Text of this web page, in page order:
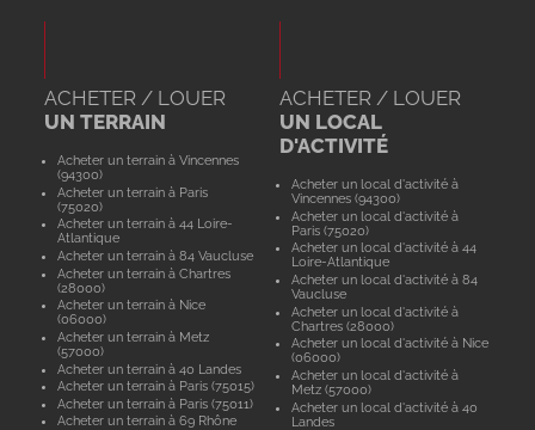
ACHETER / LOUER
UN TERRAIN
Acheter un terrain à Vincennes
(94300)
Acheter un terrain à Paris
(75020)
Acheter un terrain à 44 Loire-
Atlantique
Acheter un terrain à 84 Vaucluse
Acheter un terrain à Chartres
(28000)
Acheter un terrain à Nice
(06000)
Acheter un terrain à Metz
(57000)
Acheter un terrain à 40 Landes
Acheter un terrain à Paris (75015)
Acheter un terrain à Paris (75011)
Acheter un terrain à 69 Rhône
ACHETER / LOUER
UN LOCAL
D'ACTIVITÉ
Acheter un local d'activité à
Vincennes (94300)
Acheter un local d'activité à
Paris (75020)
Acheter un local d'activité à 44
Loire-Atlantique
Acheter un local d'activité à 84
Vaucluse
Acheter un local d'activité à
Chartres (28000)
Acheter un local d'activité à Nice
(06000)
Acheter un local d'activité à
Metz (57000)
Acheter un local d'activité à 40
Landes